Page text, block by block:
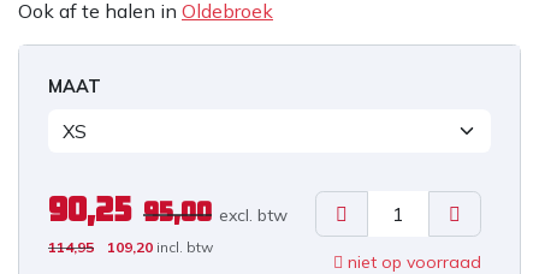
Ook af te halen in Oldebroek
MAAT
90,25 95,00 excl. btw
114,95 109,20 incl. btw
niet op voorraad